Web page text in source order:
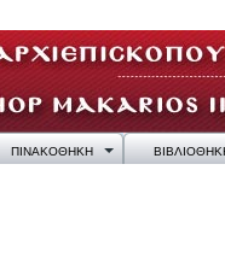
ΠΙΝΑΚΟΘΗΚΗ